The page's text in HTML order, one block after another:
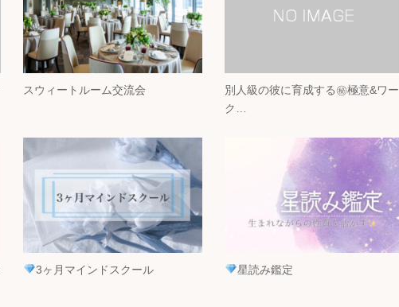
スウィートルーム交流会
別人級の彼に育成する㊙︎極意&ワー
ク…
3ヶ月マインドスクール 星読み鑑定